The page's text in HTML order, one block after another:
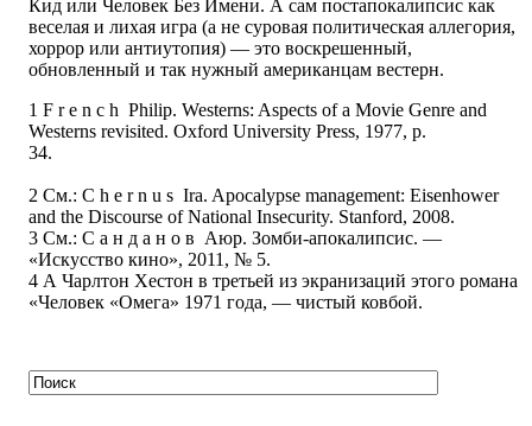
Кид или Человек Без Имени. А сам постапокалипсис как
веселая и лихая игра (а не суровая политическая аллегория,
хоррор или антиутопия) — это воскрешенный,
обновленный и так нужный американцам вестерн.
1 F r e n c h Philip. Westerns: Aspects of a Movie Genre and
Westerns revisited. Oxford University Press, 1977, p.
2 См.: C h e r n u s Ira. Apocalypse management: Eisenhower
and the Discourse of National Insecurity. Stanford, 2008.
3 См.: С а н д а н о в Аюр. Зомби-апокалипсис. —
«Искусство кино», 2011, № 5.
4 А Чарлтон Хестон в третьей из экранизаций этого романа
«Человек «Омега» 1971 года, — чистый ковбой.